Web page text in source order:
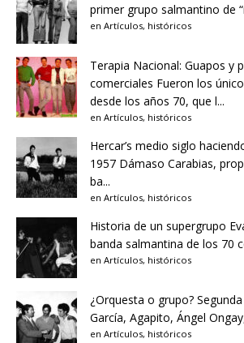
primer grupo salmantino de
en Artículos, históricos
Terapia Nacional: Guapos y
comerciales Fueron los
desde los años 70, que l...
en Artículos, históricos
Hercar’s medio siglo
1957 Dámaso Carabias,
ba...
en Artículos, históricos
Historia de un supergrupo
banda salmantina de los 70
en Artículos, históricos
¿Orquesta o grupo?
García, Agapito, Ángel
en Artículos, históricos